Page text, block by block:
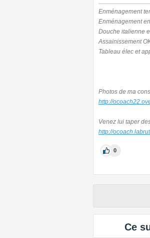
Enménagement
Enménagement
Douche italienne
Assainissement
Tableau élec et
Photos de ma
http://
Venez lui taper
http://
0
Ce